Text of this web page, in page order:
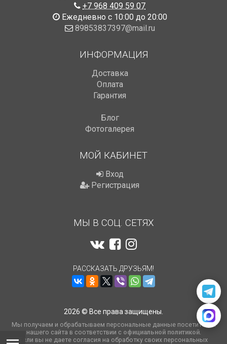
+7 968 409 59 07
Ежедневно с 10:00 до 20:00
89853837397@mail.ru
ИНФОРМАЦИЯ
Доставка
Оплата
Гарантия
Блог
Фотогалерея
МОЙ КАБИНЕТ
Вход
Регистрация
МЫ В СОЦ. СЕТЯХ
РАССКАЗАТЬ ДРУЗЬЯМ!
2026 © Все права защищены.
Мы получаем и обрабатываем персональные данные посетителей
нашего сайта в соответствии с официальной политикой.
Если вы не даете согласия на обработку своих персональных